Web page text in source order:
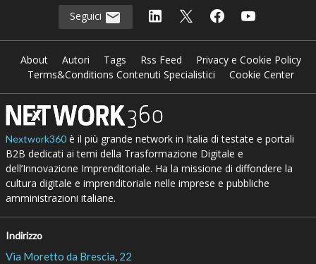
Seguici
About Autori Tags Rss Feed
Privacy e Cookie Policy
Terms&Conditions Contenuti Specialistici
Cookie Center
Nextwork360è il più grande network in Italia di testate e portali
B2B dedicati ai temi della Trasformazione Digitale e
dell’Innovazione Imprenditoriale. Ha la missione di diffondere la
cultura digitale e imprenditoriale nelle imprese e pubbliche
amministrazioni italiane.
Indirizzo
Via Moretto da Brescia, 22